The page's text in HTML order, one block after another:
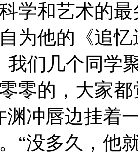
学和艺术的
为他的《追
我们几个同学
零的，大家
渊冲唇边挂着
“没多久，他